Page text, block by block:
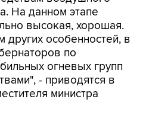
На данном этапе
высокая, хорошая.
других особенностей, в
по
огневых групп
- приводятся в
министра